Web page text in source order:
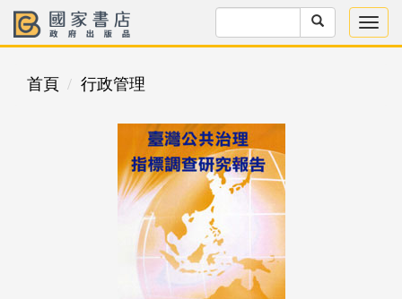
首頁 行政管理